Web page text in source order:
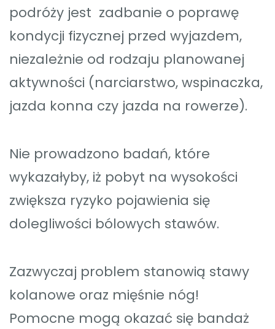
podróży jest zadbanie o poprawę
kondycji fizycznej przed wyjazdem,
niezależnie od rodzaju planowanej
aktywności (narciarstwo, wspinaczka,
jazda konna czy jazda na rowerze).
Nie prowadzono badań, które
wykazałyby, iż pobyt na wysokości
zwiększa ryzyko pojawienia się
dolegliwości bólowych stawów.
Zazwyczaj problem stanowią stawy
kolanowe oraz mięśnie nóg!
Pomocne mogą okazać się bandaż